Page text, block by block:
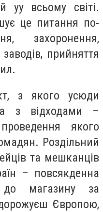
уу всьому світі.
це питання по-
захоронення,
прийняття
з якого усюди
з відходами –
якого
Роздільний
та мешканців
– повсякденна
магазину за
Європою,